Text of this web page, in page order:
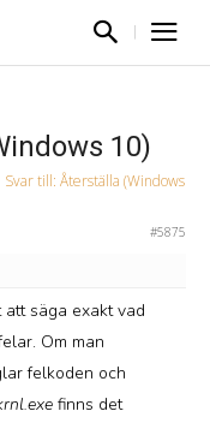
10)
Svar till: Återställa (Windows
#5875
att säga exakt vad
Om man
felkoden och
finns det